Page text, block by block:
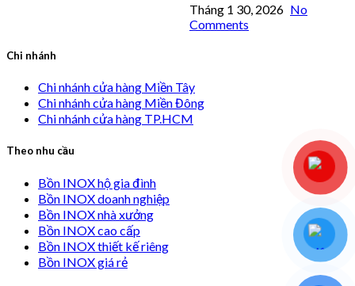
Tháng 1 30, 2026 No
Comments
Chi nhánh
Chi nhánh cửa hàng Miền Tây
Chi nhánh cửa hàng Miền Đông
Chi nhánh cửa hàng TP.HCM
Theo nhu cầu
Bồn INOX hộ gia đình
Bồn INOX doanh nghiệp
Bồn INOX nhà xưởng
Bồn INOX cao cấp
Bồn INOX thiết kế riêng
Bồn INOX giá rẻ